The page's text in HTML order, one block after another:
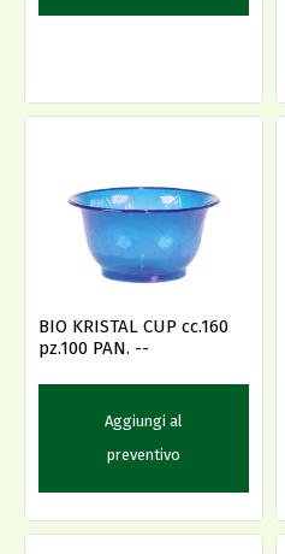
BIO KRISTAL CUP cc.160
pz.100 PAN. --
Aggiungi al
preventivo